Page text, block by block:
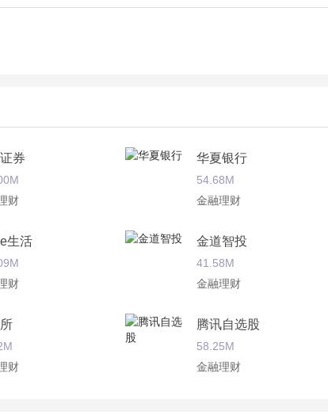
券
财
华夏银行
54.68M
金融理财
生活
财
金道智投
41.58M
金融理财
财
腾讯自选股
58.25M
金融理财